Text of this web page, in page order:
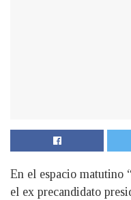
En el espacio matutino
el ex precandidato